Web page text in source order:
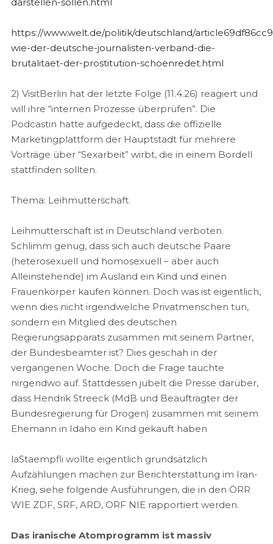
https://www.welt.de/politik/deutschland/
wie-der-deutsche-journalisten-verband-die-
brutalitaet-der-prostitution-schoenredet.html
2) VisitBerlin hat der letzte Folge (11.4.26) reagiert und
will ihre “internen Prozesse überprüfen”. Die
Podcastin hatte aufgedeckt, dass die offizielle
Marketingplattform der Hauptstadt für mehrere
Vorträge über “Sexarbeit” wirbt, die in einem Bordell
stattfinden sollten.
Thema: Leihmutterschaft.
Leihmutterschaft ist in Deutschland verboten.
Schlimm genug, dass sich auch deutsche Paare
(heterosexuell und homosexuell – aber auch
Alleinstehende) im Ausland ein Kind und einen
Frauenkörper kaufen können. Doch was ist eigentlich,
wenn dies nicht irgendwelche Privatmenschen tun,
sondern ein Mitglied des deutschen
Regierungsapparats zusammen mit seinem Partner,
der Bundesbeamter ist? Dies geschah in der
vergangenen Woche. Doch die Frage tauchte
nirgendwo auf. Stattdessen jubelt die Presse darüber,
dass Hendrik Streeck (MdB und Beauftragter der
Bundesregierung für Drogen) zusammen mit seinem
Ehemann in Idaho ein Kind gekauft haben
laStaempfli wollte eigentlich grundsätzlich
Aufzählungen machen zur Berichterstattung im Iran-
Krieg, siehe folgende Ausführungen, die in den ÖRR
WIE ZDF, SRF, ARD, ORF NIE rapportiert werden.
Das iranische Atomprogramm ist massiv